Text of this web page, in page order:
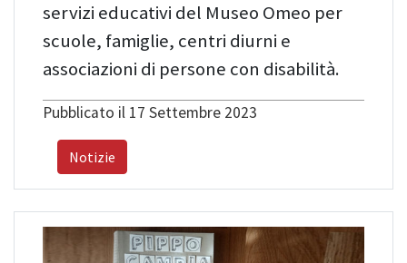
servizi educativi del Museo Omeo per
scuole, famiglie, centri diurni e
associazioni di persone con disabilità.
Pubblicato il 17 Settembre 2023
Notizie